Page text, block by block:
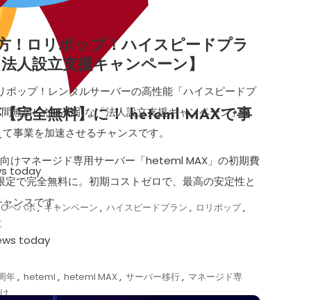
【完全無料】に！ heteml MAXで事
けマネージド専用サーバー「heteml MAX」の初期費
定で完全無料に。初期コストゼロで、最高の安定性と
ンスです。
today
年, heteml , heteml MAX, サーバー移行, マネージド専
！ロリポップ！ハイスピードプラ
人設立支援キャンペーン】
ポップ！レンタルサーバーの高性能「ハイスピードプ
無償になる特別な「法人設立支援キャンペーン」を
事業を加速させるチャンスです。
today
ペパボ , キャンペーン , ハイスピードプラン , ロリポップ,